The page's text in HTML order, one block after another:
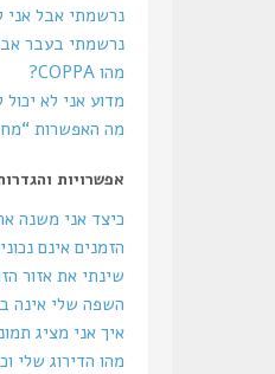
נרשמתי אבל
נרשמתי בעבר
מהו COPPA?
מדוע אני לא
מה האפשרות
אפשרויות
כיצד אני משנה
הזמנים אינם
שינתי את אזור
השפה שלי אינה
איך אני מציג
מהו הדירוג שלי